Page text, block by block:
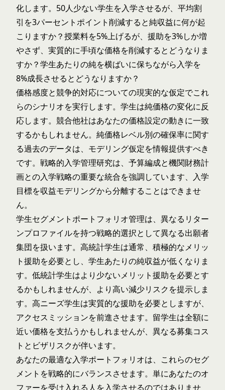
化します。50人少ない学生を入学させるが、平均割
引を3パーセントポイント削減すると純収益に何が起
こりますか？授業料を5%上げるが、援助を3%しか増
やさず、実質的に手頃な価格を削減するとどうなりま
すか？学生あたりの純を横ばいに保ちながら入学を
8%成長させるとどうなりますか？
価格感度と競争的対応についての現実的な仮定でこれ
らのシナリオを実行します。学生は純価格の変化に反
応します。競合他社はあなたの価格設定の動きに一致
するかもしれません。純価格レベル別の確保率に関す
る過去のデータは、モデリング仮定を情報提供すべき
です。 戦略的入学管理研究は、予算編成と機関財務計
画との入学戦略の重要な統合を強調しています、入学
目標を収益モデリングから分離することはできませ
ん。
学生セグメントポートフォリオ管理は、異なるリター
ンプロファイルを持つ戦略的選択として異なる出願者
集団を扱います。高統計学生は通常、積極的なメリッ
ト援助を必要とし、学生あたりの純収益が低くなりま
す。低統計学生はより少ないメリット援助を必要とす
るかもしれませんが、より高い減少リスクを提示しま
す。高ニーズ学生は実質的な援助を必要としますが、
アクセスミッションを前進させます。留学生は全額に
近い価格を支払うかもしれませんが、異なる募集コス
トとビザリスクが伴います。
あなたの最適な入学ポートフォリオは、これらのセグ
メントを戦略的にバランスさせます。単にあなたのオ
ファーを受け入れる人を入学させるのではありませ